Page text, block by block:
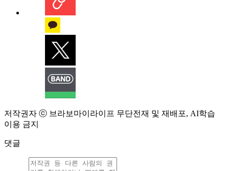
저작권자 ⓒ 브라보마이라이프 무단전재 및 재배포, AI학습
이용 금지
댓글